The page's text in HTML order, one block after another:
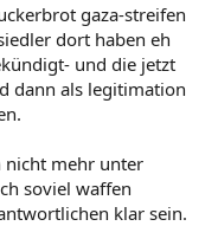
gaza-streifen
dort haben eh
und die jetzt
dann als legitimation
nicht mehr unter
soviel waffen
klar sein.